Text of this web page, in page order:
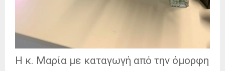
Η κ. Μαρία με καταγωγή από την όμορφη